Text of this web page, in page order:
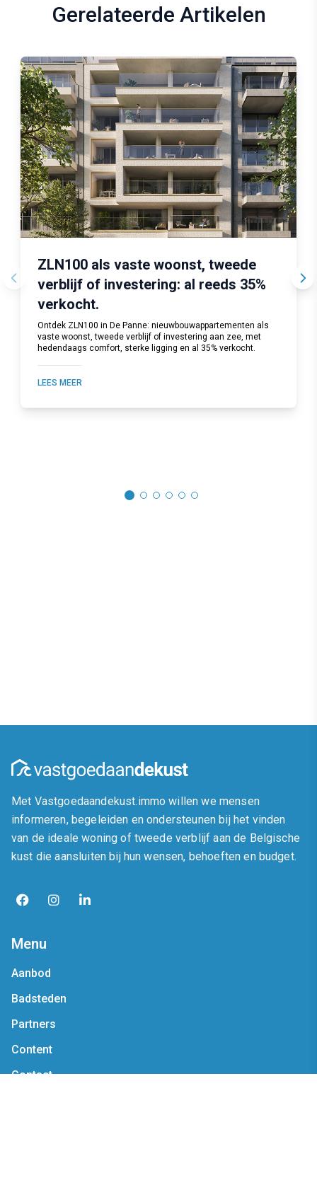
Gerelateerde Artikelen
ZLN100 als vaste woonst, tweede
verblijf of investering: al reeds 35%
verkocht.
Ontdek ZLN100 in De Panne: nieuwbouwappartementen als
vaste woonst, tweede verblijf of investering aan zee, met
hedendaags comfort, sterke ligging en al 35% verkocht.
LEES MEER
Met Vastgoedaandekust.immo willen we mensen
informeren, begeleiden en ondersteunen bij het vinden
van de ideale woning of tweede verblijf aan de Belgische
kust die aansluiten bij hun wensen, behoeften en budget.
Menu
Aanbod
Badsteden
Partners
Content
Contact